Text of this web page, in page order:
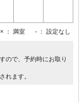
を五感で。
ぐ
× ： 満室 - ： 設定なし
ので、予約時にお取り
れます。